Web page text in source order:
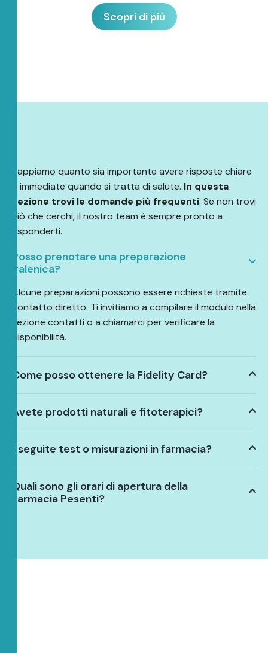
Scopri di più
Sappiamo quanto sia importante avere risposte chiare
e immediate quando si tratta di salute. In questa
sezione trovi le domande più frequenti. Se non trovi
ciò che cerchi, il nostro team è sempre pronto a
risponderti.
Posso prenotare una preparazione
galenica?
Alcune preparazioni possono essere richieste tramite
contatto diretto. Ti invitiamo a compilare il modulo nella
sezione contatti o a chiamarci per verificare la
disponibilità.
Come posso ottenere la Fidelity Card?
Avete prodotti naturali e fitoterapici?
Eseguite test o misurazioni in farmacia?
Quali sono gli orari di apertura della
Farmacia Pesenti?